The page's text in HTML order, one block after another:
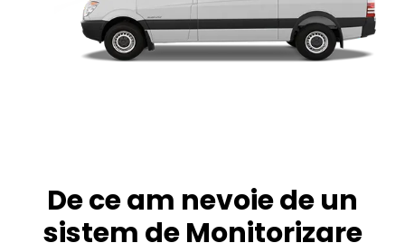
De ce am nevoie de un
sistem de Monitorizare